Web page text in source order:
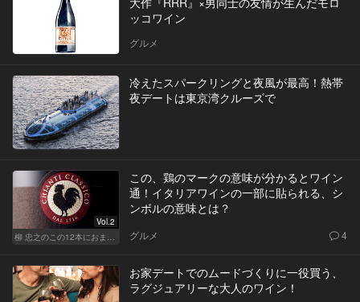
ッコワイン
グルメ
冷えたスパークリングと夜風が最高！熱帯
夜デートは東京湾クルーズで
Vol.2
柳 忠之のこの12本におまかせ
この、鶏のマークの意味が分かるとワイン
通！イタリアワインの一部に貼られる、シ
ンボルの意味とは？
グルメ 4
お家デートでのムードづくりに一役買う、
ラグジュアリーな大人のワイン！